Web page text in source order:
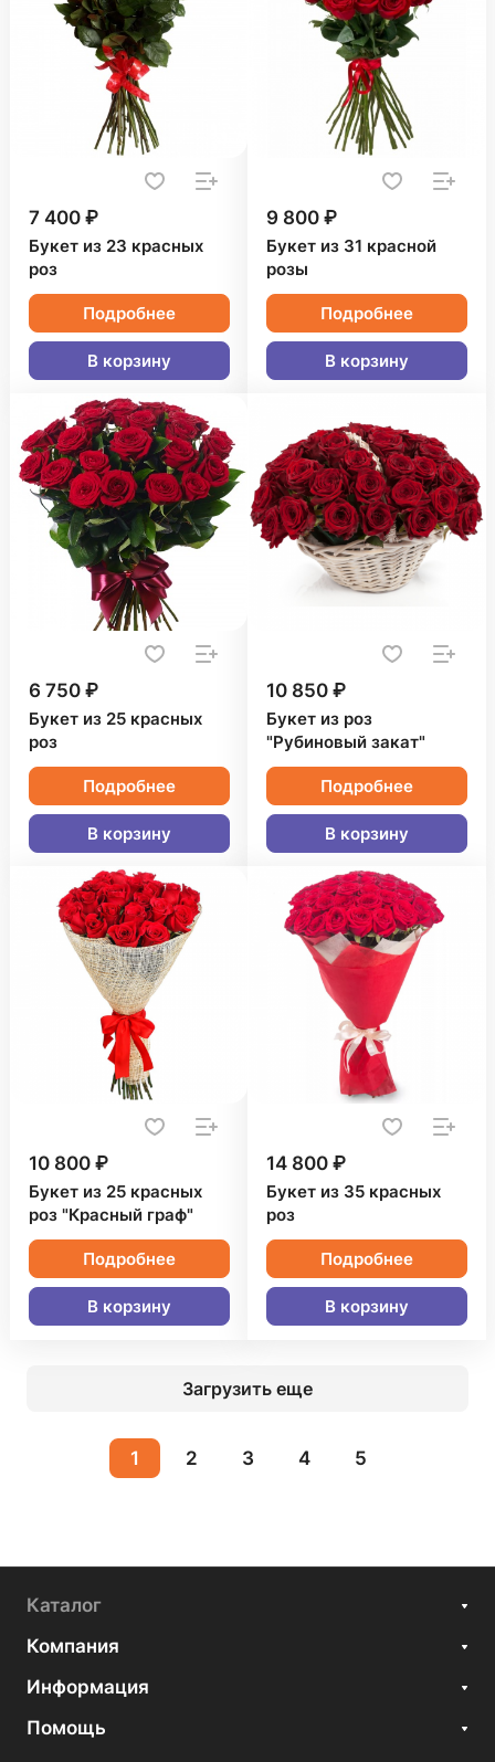
7 400 ₽
Букет из 23 красных
роз
Подробнее
В корзину
9 800 ₽
Букет из 31 красной
розы
Подробнее
В корзину
6 750 ₽
Букет из 25 красных
роз
Подробнее
В корзину
10 850 ₽
Букет из роз
"Рубиновый закат"
Подробнее
В корзину
10 800 ₽
Букет из 25 красных
роз "Красный граф"
Подробнее
В корзину
14 800 ₽
Букет из 35 красных
роз
Подробнее
В корзину
Загрузить еще
1 2 3 4 5
Каталог
Компания
Информация
Помощь